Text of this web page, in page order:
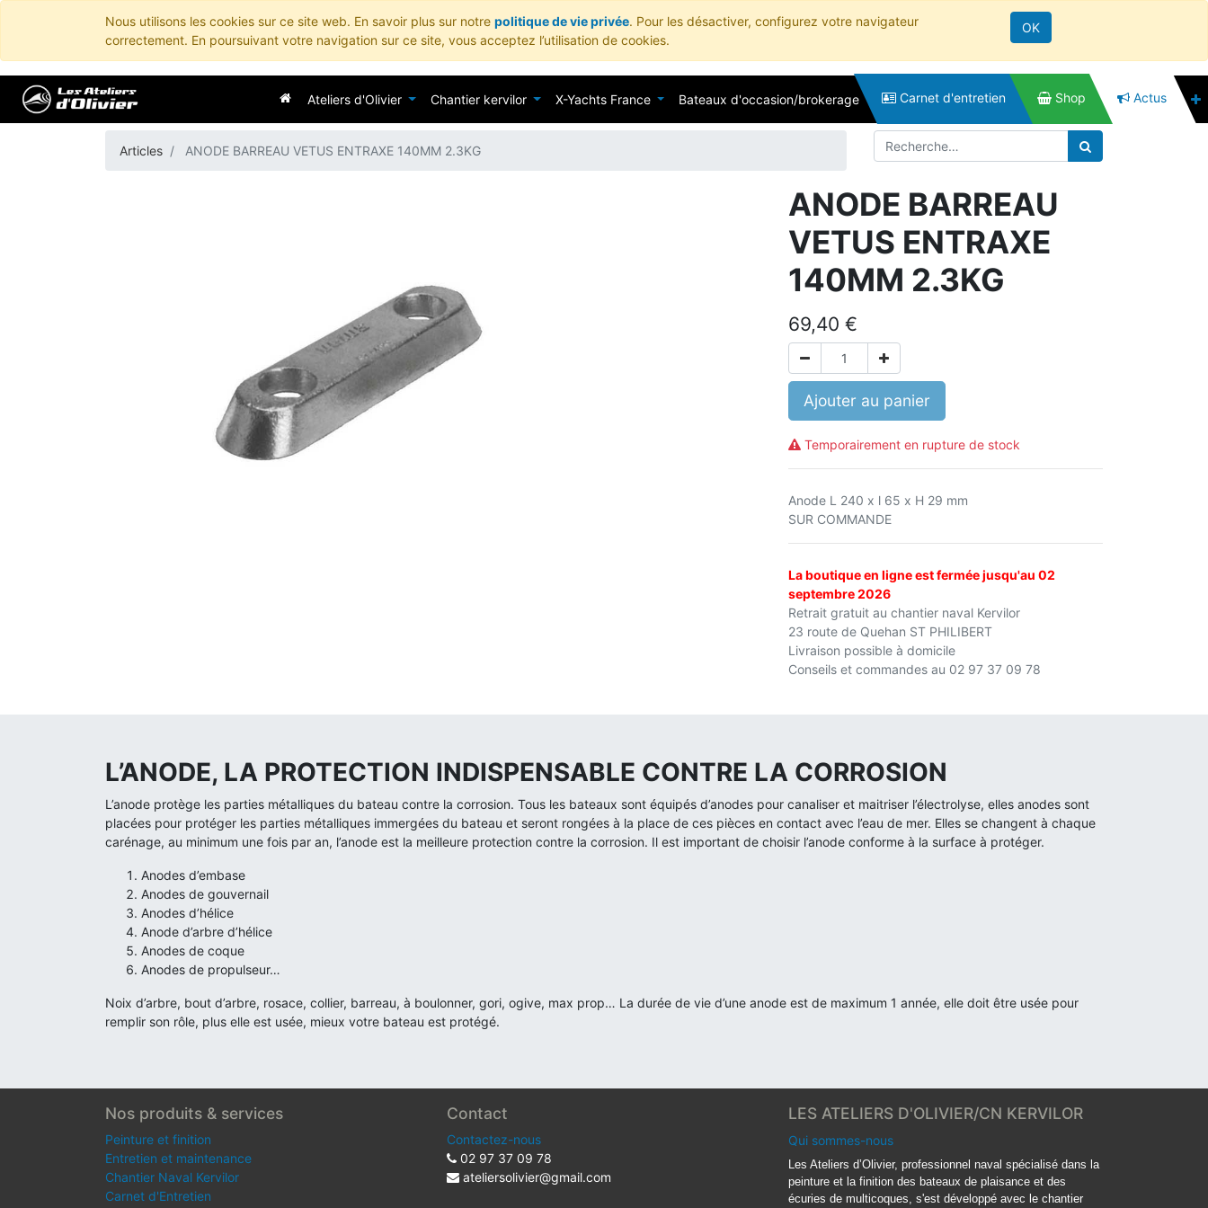
Nous utilisons les cookies sur ce site web. En savoir plus sur notre politique de vie privée. Pour les désactiver, configurez votre navigateur
correctement. En poursuivant votre navigation sur ce site, vous acceptez l’utilisation de cookies.
OK
Ateliers d'Olivier Chantier kervilor X-Yachts France Bateaux d'occasion/brokerage Carnet d'entretien Shop Actus
Articles ANODE BARREAU VETUS ENTRAXE 140MM 2.3KG
ANODE BARREAU
VETUS ENTRAXE
140MM 2.3KG
69,40 €
Ajouter au panier
Temporairement en rupture de stock
Anode L 240 x l 65 x H 29 mm
SUR COMMANDE
La boutique en ligne est fermée jusqu'au 02
septembre 2026
Retrait gratuit au chantier naval Kervilor
23 route de Quehan ST PHILIBERT
Livraison possible à domicile
Conseils et commandes au 02 97 37 09 78
L’ANODE, LA PROTECTION INDISPENSABLE CONTRE LA CORROSION
L’anode protège les parties métalliques du bateau contre la corrosion. Tous les bateaux sont équipés d’anodes pour canaliser et maitriser l’électrolyse, elles anodes sont
placées pour protéger les parties métalliques immergées du bateau et seront rongées à la place de ces pièces en contact avec l’eau de mer. Elles se changent à chaque
carénage, au minimum une fois par an, l’anode est la meilleure protection contre la corrosion. Il est important de choisir l’anode conforme à la surface à protéger.
Anodes d’embase
Anodes de gouvernail
Anodes d’hélice
Anode d’arbre d’hélice
Anodes de coque
Anodes de propulseur…
Noix d’arbre, bout d’arbre, rosace, collier, barreau, à boulonner, gori, ogive, max prop… La durée de vie d’une anode est de maximum 1 année, elle doit être usée pour
remplir son rôle, plus elle est usée, mieux votre bateau est protégé.
Nos produits & services
Peinture et finition
Entretien et maintenance
Chantier Naval Kervilor
Carnet d'Entretien
Contact
Contactez-nous
02 97 37 09 78
ateliersolivier@gmail.com
LES ATELIERS D'OLIVIER/CN KERVILOR
Qui sommes-nous
Les Ateliers d’Olivier, professionnel naval spécialisé dans la
peinture et la finition des bateaux de plaisance et des
écuries de multicoques, s'est développé avec le chantier